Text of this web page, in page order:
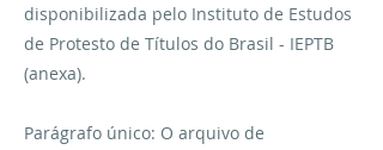
disponibilizada pelo Instituto de Estudos
de Protesto de Títulos do Brasil - IEPTB
(anexa).
Parágrafo único: O arquivo de